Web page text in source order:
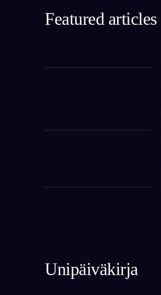
Featured articles
Unipäiväkirja